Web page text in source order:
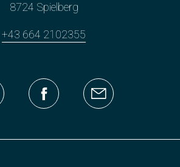
8724 Spielberg
+43 664 2102355